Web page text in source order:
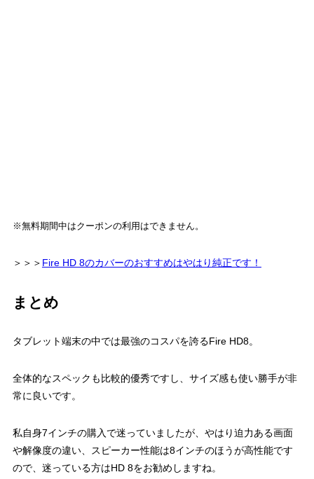
※無料期間中はクーポンの利用はできません。
＞＞＞ Fire HD 8のカバーのおすすめはやはり純正です！
まとめ
タブレット端末の中では最強のコスパを誇るFire HD8。
全体的なスペックも比較的優秀ですし、サイズ感も使い勝手が非
常に良いです。
私自身7インチの購入で迷っていましたが、やはり迫力ある画面
や解像度の違い、スピーカー性能は8インチのほうが高性能です
ので、迷っている方はHD 8をお勧めしますね。